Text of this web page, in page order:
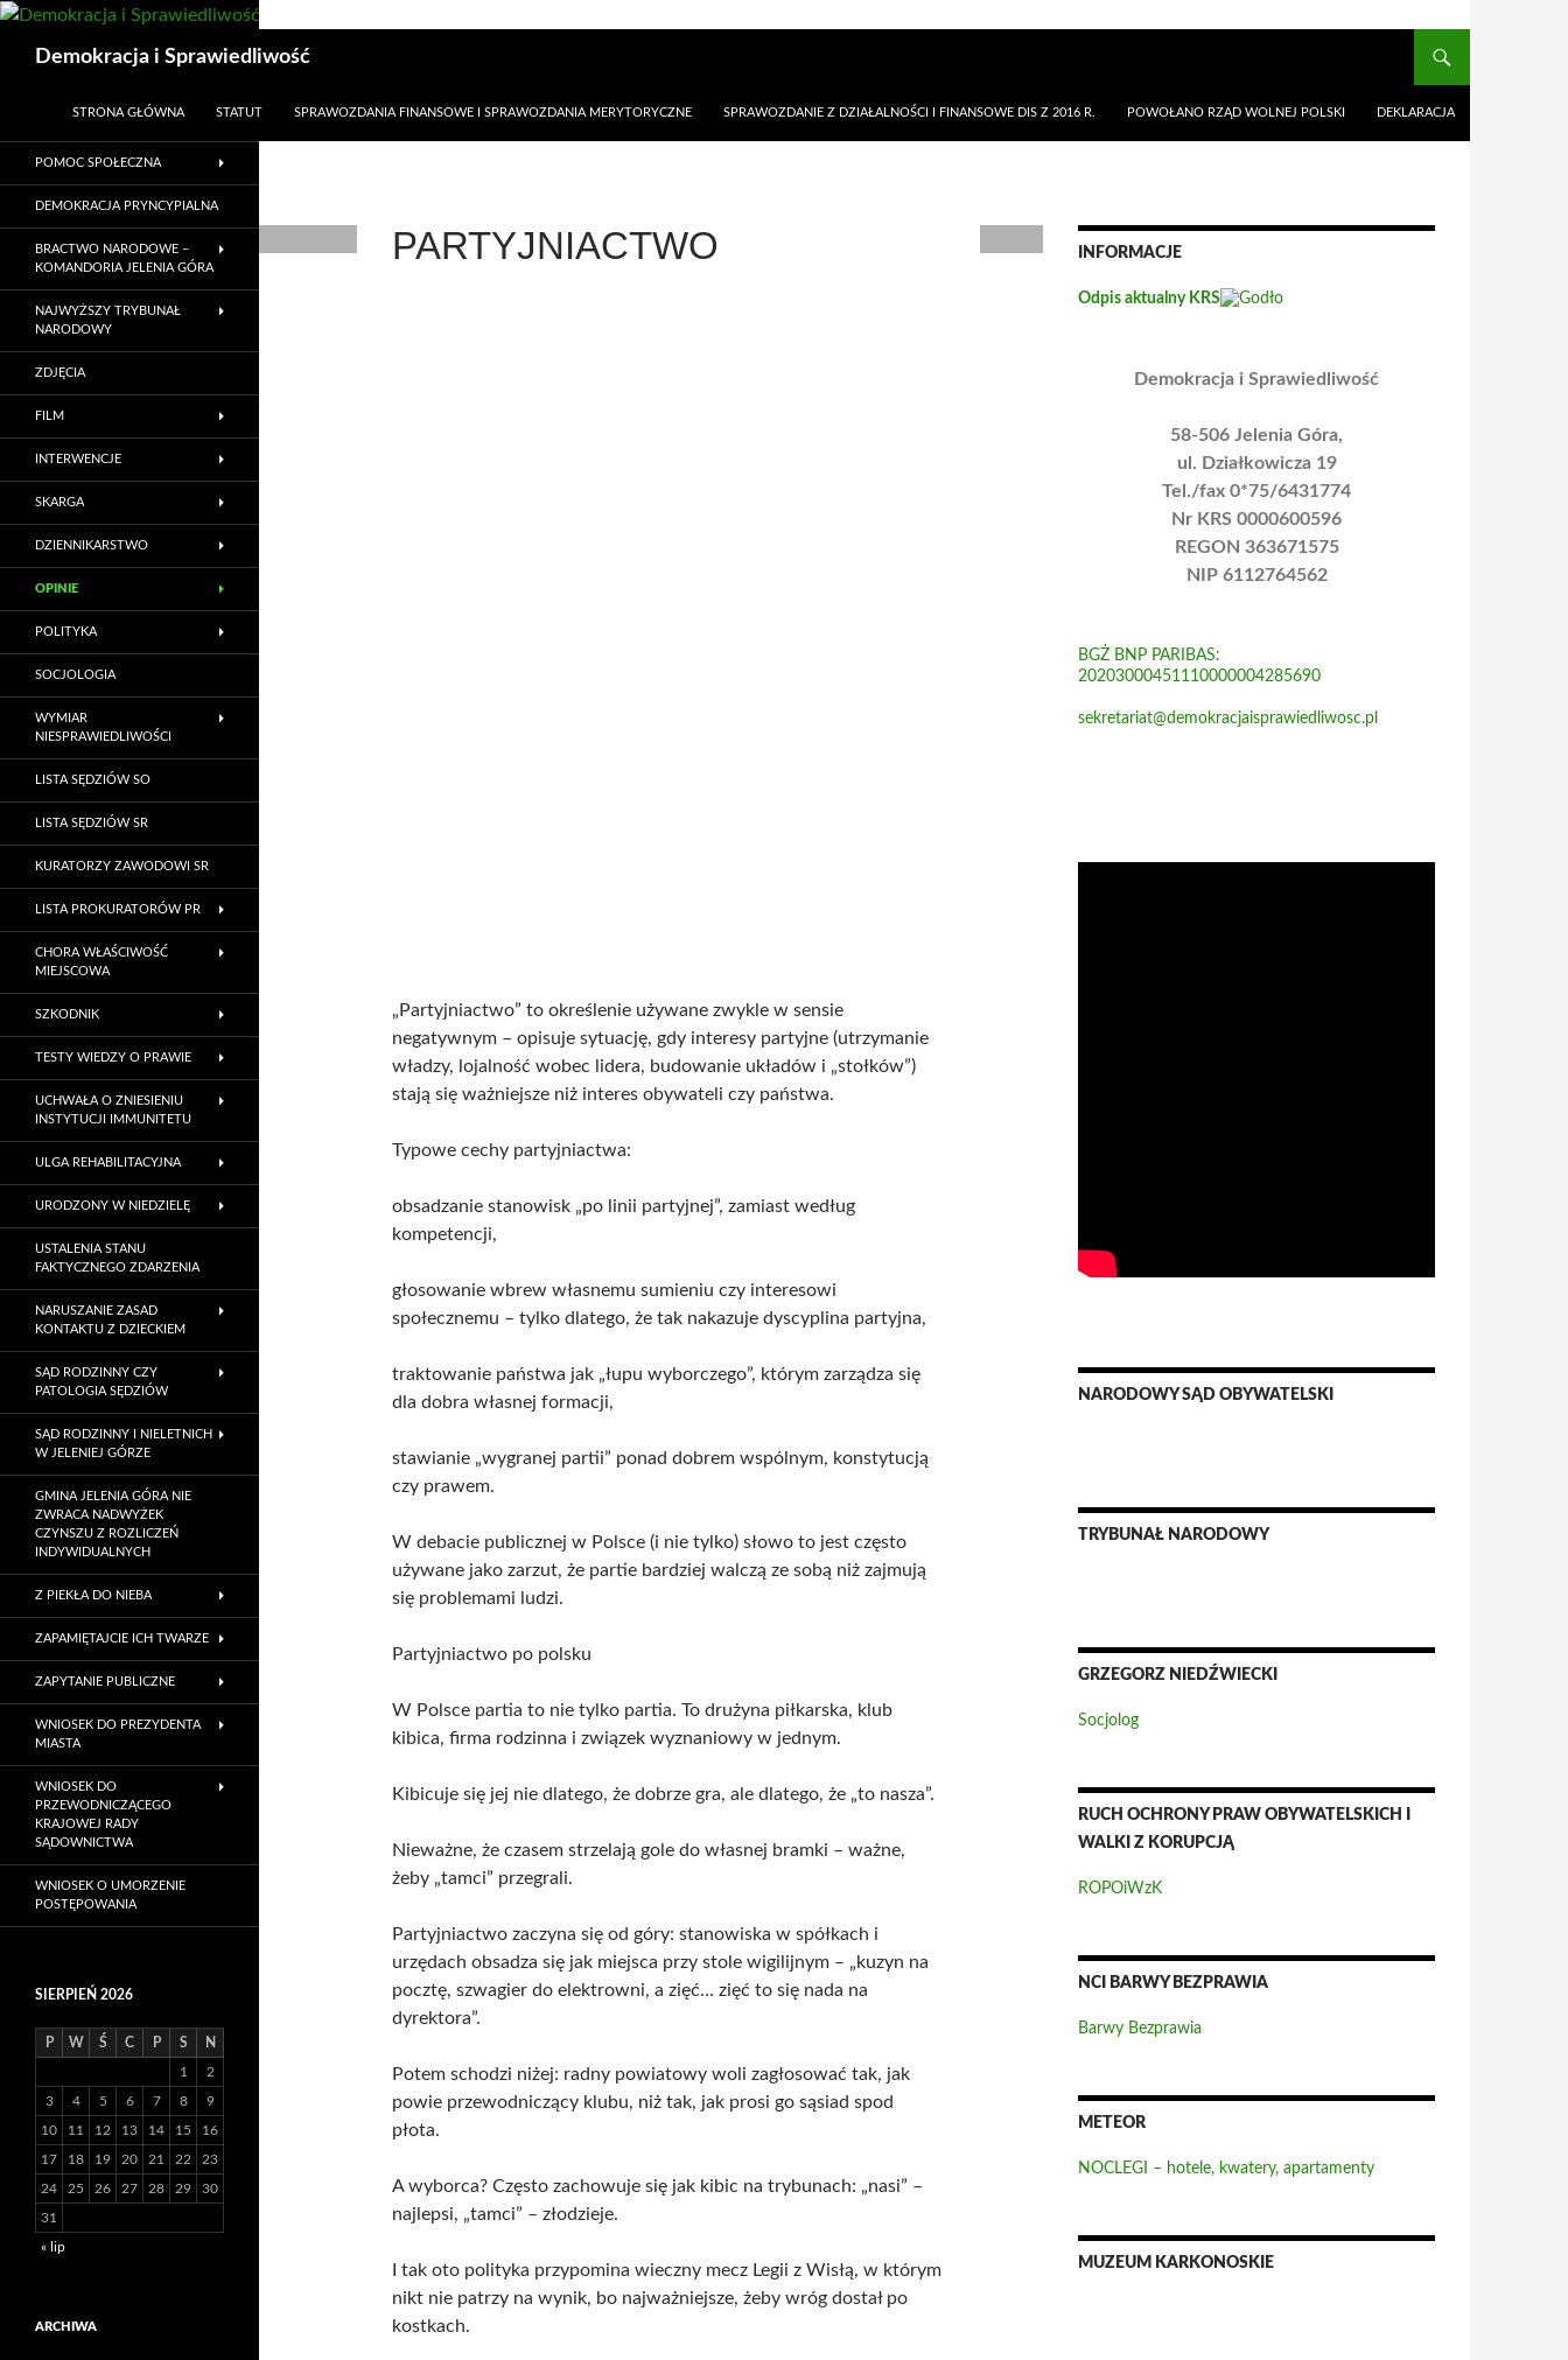
Przejdź
treści
Demokracja i Sprawiedliwość
STRONA GŁÓWNA STATUT SPRAWOZDANIA FINANSOWE I SPRAWOZDANIA MERYTORYCZNE SPRAWOZDANIE Z DZIAŁALNOŚCI I FINANSOWE DIS Z 2016 R. POWOŁANO RZĄD WOLNEJ POLSKI DEKLARACJA
PARTYJNIACTWO
„Partyjniactwo” to określenie używane zwykle w sensie
negatywnym – opisuje sytuację, gdy interesy partyjne (utrzymanie
władzy, lojalność wobec lidera, budowanie układów i „stołków”)
stają się ważniejsze niż interes obywateli czy państwa.
Typowe cechy partyjniactwa:
obsadzanie stanowisk „po linii partyjnej”, zamiast według
kompetencji,
głosowanie wbrew własnemu sumieniu czy interesowi
społecznemu – tylko dlatego, że tak nakazuje dyscyplina partyjna,
traktowanie państwa jak „łupu wyborczego”, którym zarządza się
dla dobra własnej formacji,
stawianie „wygranej partii” ponad dobrem wspólnym, konstytucją
czy prawem.
W debacie publicznej w Polsce (i nie tylko) słowo to jest często
używane jako zarzut, że partie bardziej walczą ze sobą niż zajmują
się problemami ludzi.
Partyjniactwo po polsku
W Polsce partia to nie tylko partia. To drużyna piłkarska, klub
kibica, firma rodzinna i związek wyznaniowy w jednym.
Kibicuje się jej nie dlatego, że dobrze gra, ale dlatego, że „to nasza”.
Nieważne, że czasem strzelają gole do własnej bramki – ważne,
żeby „tamci” przegrali.
Partyjniactwo zaczyna się od góry: stanowiska w spółkach i
urzędach obsadza się jak miejsca przy stole wigilijnym – „kuzyn na
pocztę, szwagier do elektrowni, a zięć… zięć to się nada na
dyrektora”.
Potem schodzi niżej: radny powiatowy woli zagłosować tak, jak
powie przewodniczący klubu, niż tak, jak prosi go sąsiad spod
płota.
A wyborca? Często zachowuje się jak kibic na trybunach: „nasi” –
najlepsi, „tamci” – złodzieje.
I tak oto polityka przypomina wieczny mecz Legii z Wisłą, w którym
nikt nie patrzy na wynik, bo najważniejsze, żeby wróg dostał po
kostkach.
INFORMACJE
Odpis aktualny KRS
Demokracja i Sprawiedliwość
58-506 Jelenia Góra,
ul. Działkowicza 19
Tel./fax 0*75/6431774
Nr KRS 0000600596
REGON 363671575
NIP 6112764562
BGŻ BNP PARIBAS:
20203000451110000004285690
sekretariat@demokracjaisprawiedliwosc.pl
NARODOWY SĄD OBYWATELSKI
TRYBUNAŁ NARODOWY
GRZEGORZ NIEDŹWIECKI
Socjolog
RUCH OCHRONY PRAW OBYWATELSKICH I
WALKI Z KORUPCJĄ
ROPOiWzK
NCI BARWY BEZPRAWIA
Barwy Bezprawia
METEOR
NOCLEGI – hotele, kwatery, apartamenty
MUZEUM KARKONOSKIE
POMOC SPOŁECZNA
DEMOKRACJA PRYNCYPIALNA
BRACTWO NARODOWE –
KOMANDORIA JELENIA GÓRA
NAJWYŻSZY TRYBUNAŁ
NARODOWY
ZDJĘCIA
FILM
INTERWENCJE
SKARGA
DZIENNIKARSTWO
OPINIE
POLITYKA
SOCJOLOGIA
WYMIAR
NIESPRAWIEDLIWOŚCI
LISTA SĘDZIÓW SO
LISTA SĘDZIÓW SR
KURATORZY ZAWODOWI SR
LISTA PROKURATORÓW PR
CHORA WŁAŚCIWOŚĆ
MIEJSCOWA
SZKODNIK
TESTY WIEDZY O PRAWIE
UCHWAŁA O ZNIESIENIU
INSTYTUCJI IMMUNITETU
ULGA REHABILITACYJNA
URODZONY W NIEDZIELĘ
USTALENIA STANU
FAKTYCZNEGO ZDARZENIA
NARUSZANIE ZASAD
KONTAKTU Z DZIECKIEM
SĄD RODZINNY CZY
PATOLOGIA SĘDZIÓW
SĄD RODZINNY I NIELETNICH
W JELENIEJ GÓRZE
GMINA JELENIA GÓRA NIE
ZWRACA NADWYŻEK
CZYNSZU Z ROZLICZEŃ
INDYWIDUALNYCH
Z PIEKŁA DO NIEBA
ZAPAMIĘTAJCIE ICH TWARZE
ZAPYTANIE PUBLICZNE
WNIOSEK DO PREZYDENTA
MIASTA
WNIOSEK DO
PRZEWODNICZĄCEGO
KRAJOWEJ RADY
SĄDOWNICTWA
WNIOSEK O UMORZENIE
POSTĘPOWANIA
SIERPIEŃ 2026
P W Ś C P S N
1 2
3 4 5 6 7 8 9
10 11 12 13 14 15 16
17 18 19 20 21 22 23
24 25 26 27 28 29 30
31
« lip
ARCHIWA